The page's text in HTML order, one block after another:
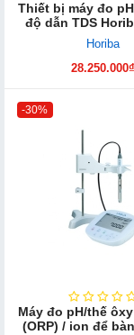
Thiết bị máy đo
độ dẫn TDS
Horiba
28.250.000₫
-30%
Máy đo pH/thế
(ORP) / ion để